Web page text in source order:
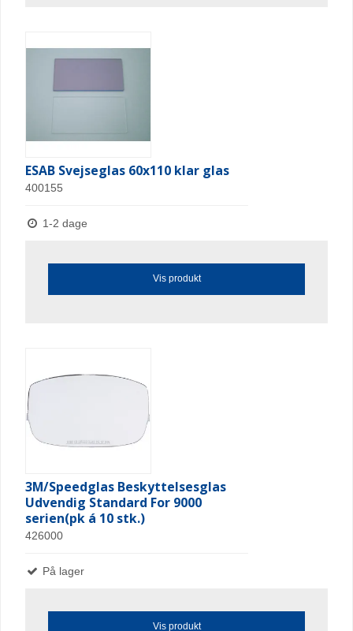
ESAB Svejseglas 60x110 klar glas
400155
1-2 dage
Vis produkt
3M/Speedglas Beskyttelsesglas
Udvendig Standard For 9000
serien(pk á 10 stk.)
426000
På lager
Vis produkt